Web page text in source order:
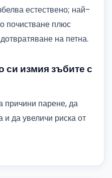
естествено; най-
почистване плюс
на петна.
си измия зъбите с
причини парене, да
и да увеличи риска от